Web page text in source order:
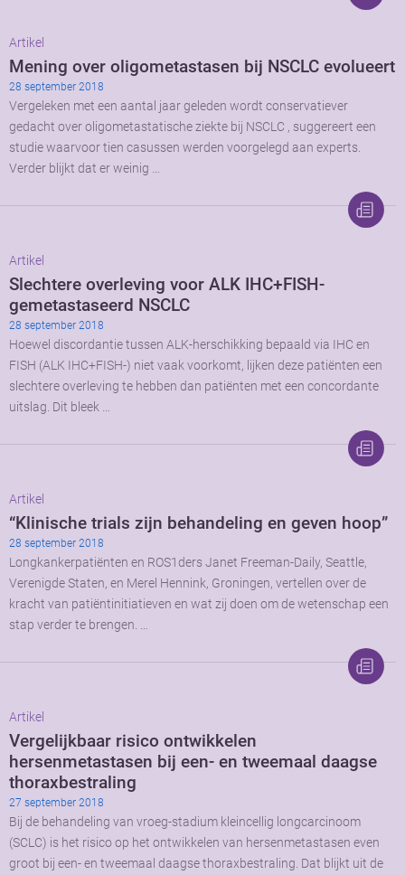
Artikel
Mening over oligometastasen bij NSCLC evolueert
28 september 2018
Vergeleken met een aantal jaar geleden wordt conservatiever
gedacht over oligometastatische ziekte bij NSCLC , suggereert een
studie waarvoor tien casussen werden voorgelegd aan experts.
Verder blijkt dat er weinig …
Artikel
Slechtere overleving voor ALK IHC+FISH-
gemetastaseerd NSCLC
28 september 2018
Hoewel discordantie tussen ALK-herschikking bepaald via IHC en
FISH (ALK IHC+FISH-) niet vaak voorkomt, lijken deze patiënten een
slechtere overleving te hebben dan patiënten met een concordante
uitslag. Dit bleek …
Artikel
“Klinische trials zijn behandeling en geven hoop”
28 september 2018
Longkankerpatiënten en ROS1ders Janet Freeman-Daily, Seattle,
Verenigde Staten, en Merel Hennink, Groningen, vertellen over de
kracht van patiëntinitiatieven en wat zij doen om de wetenschap een
stap verder te brengen. …
Artikel
Vergelijkbaar risico ontwikkelen
hersenmetastasen bij een- en tweemaal daagse
thoraxbestraling
27 september 2018
Bij de behandeling van vroeg-stadium kleincellig longcarcinoom
(SCLC) is het risico op het ontwikkelen van hersenmetastasen even
groot bij een- en tweemaal daagse thoraxbestraling. Dat blijkt uit de